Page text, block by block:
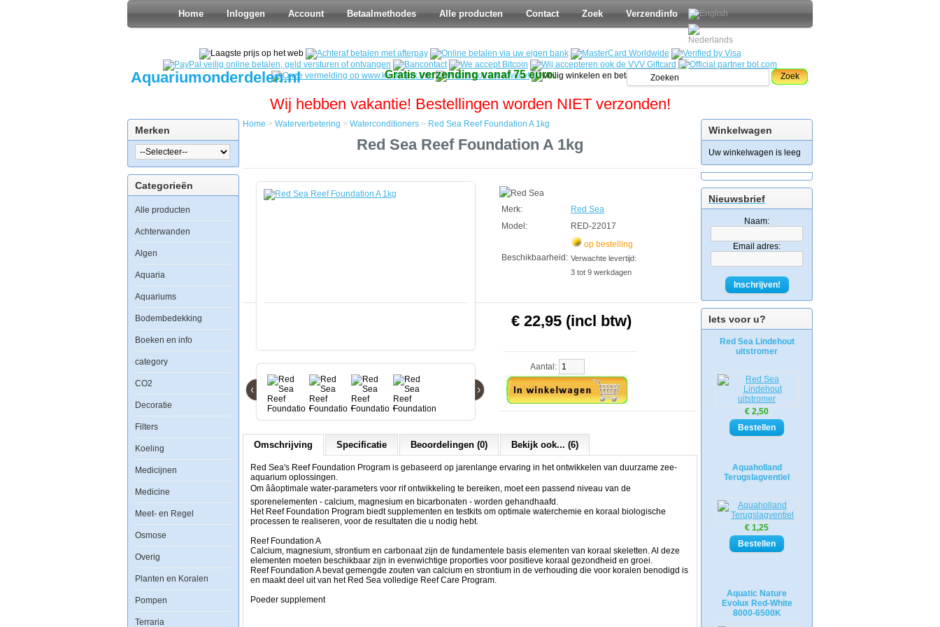
Home Inloggen Account Betaalmethodes Alle producten Contact Zoek Verzendinfo
Aquariumonderdelen.nl Gratis verzending vanaf 75 euro. Zoek
Wij hebben vakantie! Bestellingen worden NIET verzonden!
Merken
Categorieën
Alle producten
Achterwanden
Algen
Aquaria
Aquariums
Bodembedekking
Boeken en info
category
CO2
Decoratie
Filters
Koeling
Medicijnen
Medicine
Meet- en Regel
Osmose
Overig
Planten en Koralen
Pompen
Terraria
Winkelwagen
Uw winkelwagen is leeg
Nieuwsbrief
Naam:
Email adres:
Inschrijven!
Iets voor u?
Red Sea Lindehout
uitstromer
€ 2,50
Aquaholland
Terugslagventiel
€ 1,25
Aquatic Nature
Evolux Red-White
8000-6500K
Red
Sea
Reef
Sea's
Foundation
Program
gebaseerd
op
jarenlange
ervaring
het
ontwikkelen
duurzame
zee-
aquarium
oplossingen.
Om
Home > Waterverbetering > Waterconditioners > Red Sea Reef Foundation A 1kg
Red Sea Reef Foundation A 1kg
‹ ›
Merk:
Red Sea
Model:
RED-22017
Beschikbaarheid:
op bestelling
Verwachte levertijd:
3 tot 9 werkdagen
€ 22,95 (incl btw)
Aantal:
Omschrijving Specificatie Beoordelingen (0) Bekijk ook... (6)
Red Sea's Reef Foundation Program is gebaseerd op jarenlange ervaring in het ontwikkelen van duurzame zee-
aquarium oplossingen.
Om ââoptimale water-parameters voor rif ontwikkeling te bereiken, moet een passend niveau van de
sporenelementen - calcium, magnesium en bicarbonaten - worden gehandhaafd.
Het Reef Foundation Program biedt supplementen en testkits om optimale waterchemie en koraal biologische
processen te realiseren, voor de resultaten die u nodig hebt.
Reef Foundation A
Calcium, magnesium, strontium en carbonaat zijn de fundamentele basis elementen van koraal skeletten. Al deze
elementen moeten beschikbaar zijn in evenwichtige proporties voor positieve koraal gezondheid en groei.
Reef Foundation A bevat gemengde zouten van calcium en strontium in de verhouding die voor koralen benodigd is
en maakt deel uit van het Red Sea volledige Reef Care Program.
Poeder supplement